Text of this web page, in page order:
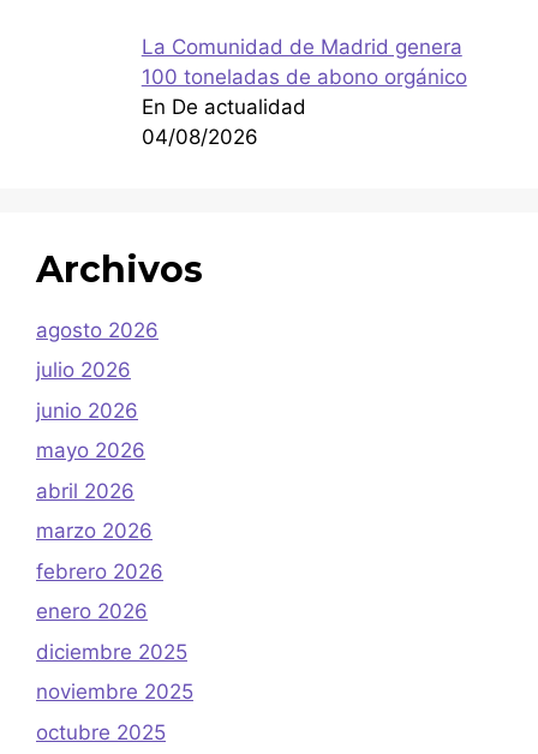
La Comunidad de Madrid genera
100 toneladas de abono orgánico
En De actualidad
04/08/2026
Archivos
agosto 2026
julio 2026
junio 2026
mayo 2026
abril 2026
marzo 2026
febrero 2026
enero 2026
diciembre 2025
noviembre 2025
octubre 2025